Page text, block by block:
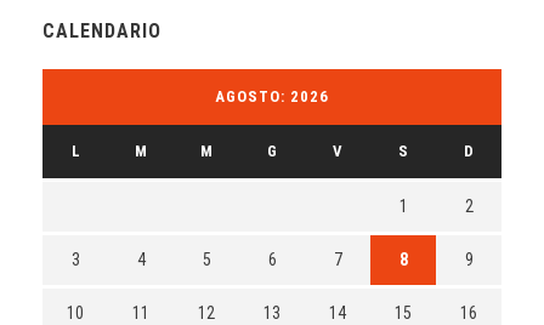
CALENDARIO
AGOSTO: 2026
L M M G V S D
1 2
3 4 5 6 7 8 9
10 11 12 13 14 15 16